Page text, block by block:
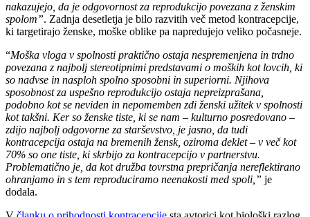
nakazujejo, da je odgovornost za reprodukcijo povezana z ženskim
spolom”. Zadnja desetletja je bilo razvitih več metod kontracepcije,
ki targetirajo ženske, moške oblike pa napredujejo veliko počasneje.
“Moška vloga v spolnosti praktično ostaja nespremenjena in trdno
povezana z najbolj stereotipnimi predstavami o moških kot lovcih, ki
so nadvse in nasploh spolno sposobni in superiorni. Njihova
sposobnost za uspešno reprodukcijo ostaja nepreizprašana,
podobno kot se neviden in nepomemben zdi ženski užitek v spolnosti
kot takšni. Ker so ženske tiste, ki se nam – kulturno posredovano –
zdijo najbolj odgovorne za starševstvo, je jasno, da tudi
kontracepcija ostaja na bremenih žensk, oziroma deklet – v več kot
70% so one tiste, ki skrbijo za kontracepcijo v partnerstvu.
Problematično je, da kot družba tovrstna prepričanja nereflektirano
ohranjamo in s tem reproduciramo neenakosti med spoli,” je
dodala.